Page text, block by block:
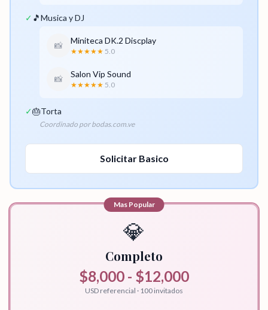
✓ 🎵Musica y DJ
📸 Miniteca DK.2 Discplay
★★★★★ 5.0
📸 Salon Vip Sound
★★★★★ 5.0
✓🎂Torta
Coordinado por bodas.com.ve
Solicitar Basico
Mas Popular
💎
Completo
$8,000 - $12,000
USD referencial · 100 invitados